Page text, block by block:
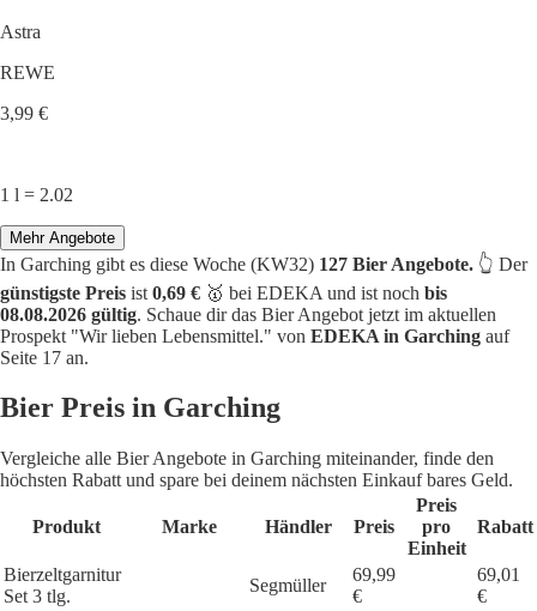
Astra
REWE
3,99 €
1 l = 2.02
Mehr Angebote
In Garching gibt es diese Woche (KW32) 127 Bier Angebote. 👆 Der
günstigste Preis ist 0,69 € 🥇 bei EDEKA und ist noch bis
08.08.2026 gültig. Schaue dir das Bier Angebot jetzt im aktuellen
Prospekt "Wir lieben Lebensmittel." von EDEKA in Garching auf
Seite 17 an.
Bier Preis in Garching
Vergleiche alle Bier Angebote in Garching miteinander, finde den
höchsten Rabatt und spare bei deinem nächsten Einkauf bares Geld.
Produkt Marke Händler Preis
Preis
pro
Einheit
Rabatt
Bierzeltgarnitur
Set 3 tlg.
Segmüller
69,99
€
69,01
€